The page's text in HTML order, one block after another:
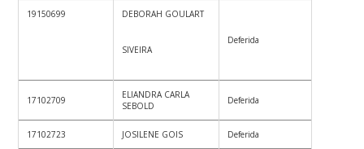
19150699 DEBORAH GOULART
SIVEIRA
Deferida
17102709
ELIANDRA CARLA
SEBOLD
Deferida
17102723 JOSILENE GOIS Deferida